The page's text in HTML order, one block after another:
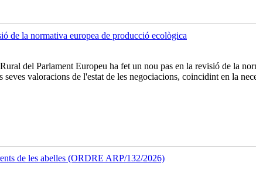
de la normativa europea de producció ecològica
del Parlament Europeu ha fet un nou pas en la revisió de la
valoracions de l'estat de les negociacions, coincidint en la
de les abelles (ORDRE ARP/132/2026)